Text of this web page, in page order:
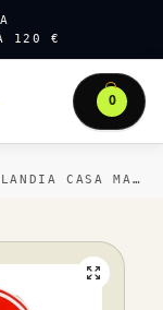
120 €
0
MANICA LUNGA BAYERN MÜNCHEN 2025 2026 ROSSO